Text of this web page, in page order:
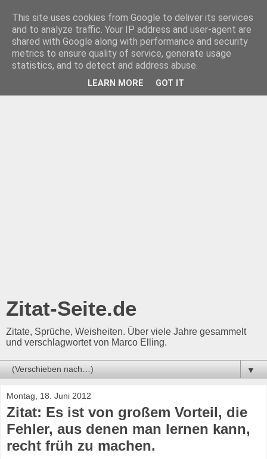
Zitat-Seite.de
Zitate, Sprüche, Weisheiten. Über viele Jahre gesammelt
und verschlagwortet von Marco Elling.
▼
Montag, 18. Juni 2012
Zitat: Es ist von großem Vorteil, die
Fehler, aus denen man lernen kann,
recht früh zu machen.
This site uses cookies from Google to deliver its services
and to analyze traffic. Your IP address and user-agent are
shared with Google along with performance and security
metrics to ensure quality of service, generate usage
statistics, and to detect and address abuse.
LEARN MORE GOT IT